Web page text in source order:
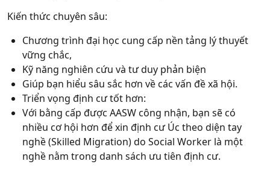
Kiến thức chuyên sâu:
Chương trình đại học cung cấp nền tảng lý thuyết
vững chắc,
Kỹ năng nghiên cứu và tư duy phản biện
Giúp bạn hiểu sâu sắc hơn về các vấn đề xã hội.
Triển vọng định cư tốt hơn:
Với bằng cấp được AASW công nhận, bạn sẽ có
nhiều cơ hội hơn để xin định cư Úc theo diện tay
nghề (Skilled Migration) do Social Worker là một
nghề nằm trong danh sách ưu tiên định cư.